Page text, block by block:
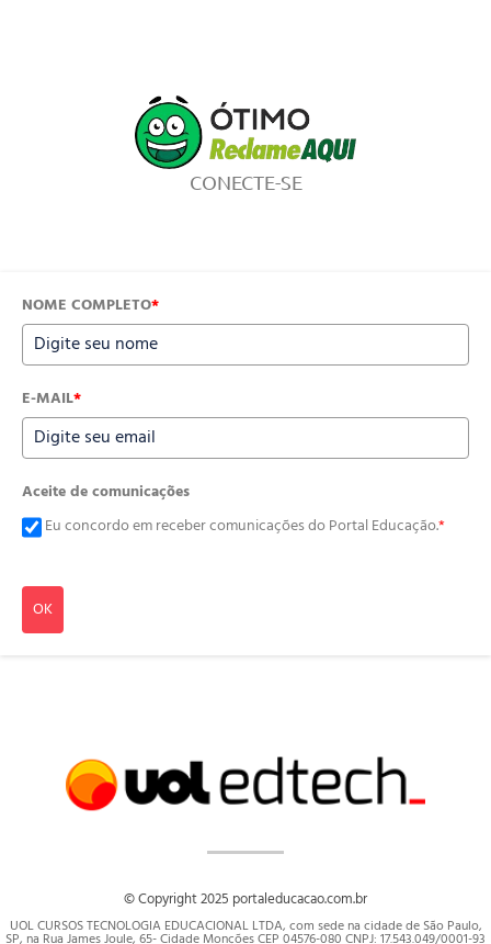
CONECTE-SE
NOME COMPLETO*
E-MAIL*
Aceite de comunicações
Eu concordo em receber comunicações do Portal Educação.*
OK
© Copyright 2025 portaleducacao.com.br
UOL CURSOS TECNOLOGIA EDUCACIONAL LTDA, com sede na cidade de São Paulo,